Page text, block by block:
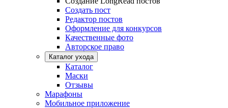
Создать пост
Редактор постов
Оформление для конкурсов
Качественные фото
Авторское право
Каталог ухода
Каталог
Маски
Отзывы
Марафоны
Мобильное приложение